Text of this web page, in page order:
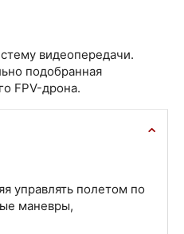
видеопередачи.
подобранная
FPV-дрона.
управлять полетом по
маневры,